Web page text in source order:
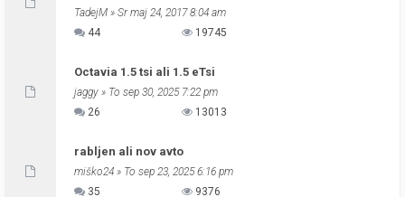
TadejM » Sr maj 24, 2017 8:04 am
44
19745
Octavia 1.5 tsi ali 1.5 eTsi
jaggy » To sep 30, 2025 7:22 pm
26
13013
rabljen ali nov avto
miško24 » To sep 23, 2025 6:16 pm
35
9376